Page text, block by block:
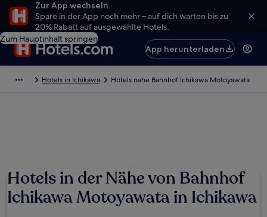
Zur App wechseln
Spare in der App noch mehr – auf dich warten bis zu
20% Rabatt auf ausgewählte Hotels.
Zum Hauptinhalt springen
App herunterladen
Hotels in Ichikawa Hotels nahe Bahnhof Ichikawa Motoyawata
Hotels in der Nähe von Bahnhof
Ichikawa Motoyawata in Ichikawa